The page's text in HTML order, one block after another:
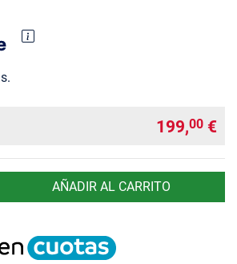
199,00 €
AÑADIR AL CARRITO